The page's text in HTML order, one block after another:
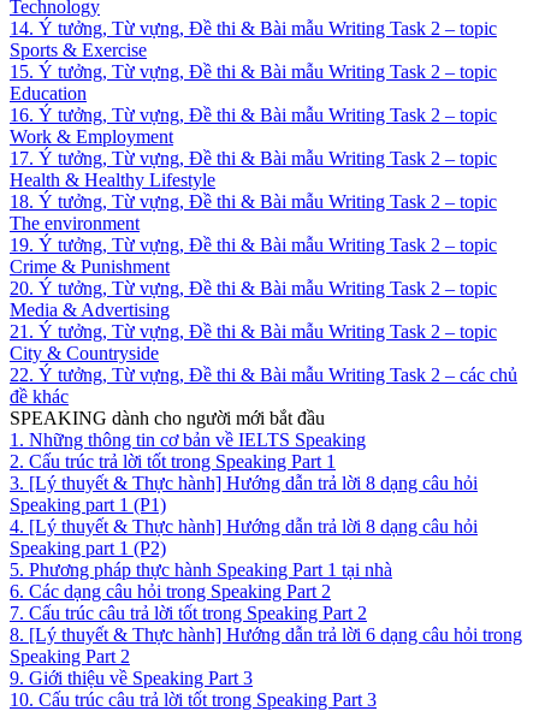
Technology
14. Ý tưởng, Từ vựng, Đề thi & Bài mẫu Writing Task 2 – topic
Sports & Exercise
15. Ý tưởng, Từ vựng, Đề thi & Bài mẫu Writing Task 2 – topic
Education
16. Ý tưởng, Từ vựng, Đề thi & Bài mẫu Writing Task 2 – topic
Work & Employment
17. Ý tưởng, Từ vựng, Đề thi & Bài mẫu Writing Task 2 – topic
Health & Healthy Lifestyle
18. Ý tưởng, Từ vựng, Đề thi & Bài mẫu Writing Task 2 – topic
The environment
19. Ý tưởng, Từ vựng, Đề thi & Bài mẫu Writing Task 2 – topic
Crime & Punishment
20. Ý tưởng, Từ vựng, Đề thi & Bài mẫu Writing Task 2 – topic
Media & Advertising
21. Ý tưởng, Từ vựng, Đề thi & Bài mẫu Writing Task 2 – topic
City & Countryside
22. Ý tưởng, Từ vựng, Đề thi & Bài mẫu Writing Task 2 – các chủ
đề khác
SPEAKING dành cho người mới bắt đầu
1. Những thông tin cơ bản về IELTS Speaking
2. Cấu trúc trả lời tốt trong Speaking Part 1
3. [Lý thuyết & Thực hành] Hướng dẫn trả lời 8 dạng câu hỏi
Speaking part 1 (P1)
4. [Lý thuyết & Thực hành] Hướng dẫn trả lời 8 dạng câu hỏi
Speaking part 1 (P2)
5. Phương pháp thực hành Speaking Part 1 tại nhà
6. Các dạng câu hỏi trong Speaking Part 2
7. Cấu trúc câu trả lời tốt trong Speaking Part 2
8. [Lý thuyết & Thực hành] Hướng dẫn trả lời 6 dạng câu hỏi trong
Speaking Part 2
9. Giới thiệu về Speaking Part 3
10. Cấu trúc câu trả lời tốt trong Speaking Part 3